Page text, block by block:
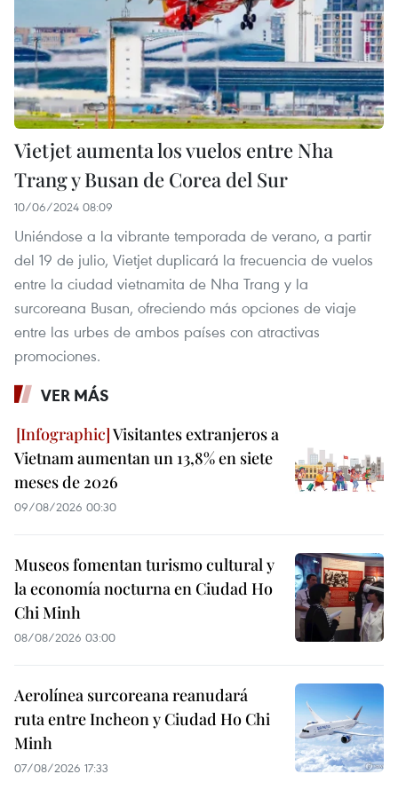
Vietjet aumenta los vuelos entre Nha
Trang y Busan de Corea del Sur
10/06/2024 08:09
Uniéndose a la vibrante temporada de verano, a partir
del 19 de julio, Vietjet duplicará la frecuencia de vuelos
entre la ciudad vietnamita de Nha Trang y la
surcoreana Busan, ofreciendo más opciones de viaje
entre las urbes de ambos países con atractivas
promociones.
VER MÁS
Visitantes extranjeros a
Vietnam aumentan un 13,8% en siete
meses de 2026
09/08/2026 00:30
Museos fomentan turismo cultural y
la economía nocturna en Ciudad Ho
Chi Minh
08/08/2026 03:00
Aerolínea surcoreana reanudará
ruta entre Incheon y Ciudad Ho Chi
Minh
07/08/2026 17:33